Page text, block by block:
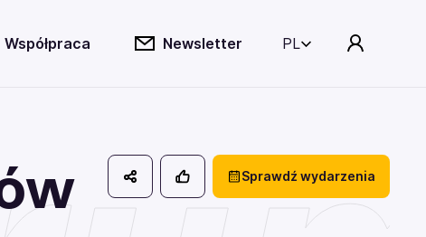
Współpraca Newsletter PL
Sprawdź wydarzenia